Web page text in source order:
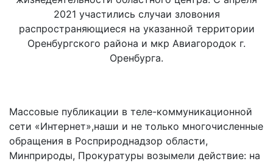
2021 участились случаи зловония
распространяющиеся на указанной территории
Оренбургского района и мкр Авиагородок г.
Оренбурга.
Массовые публикации в теле-коммуникационной
сети «Интернет»,наши и не только многочисленные
обращения в Росприроднадзор области,
Минприроды, Прокуратуры возымели действие: на